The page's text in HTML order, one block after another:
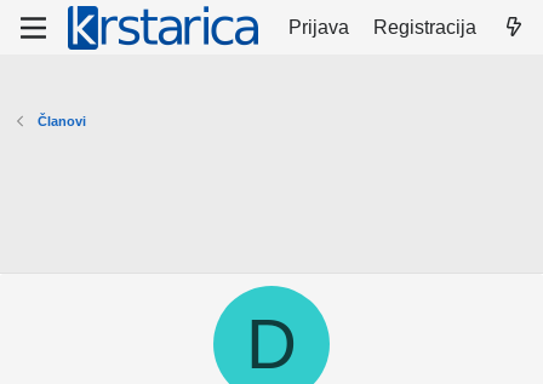
Prijava Registracija
Članovi
D